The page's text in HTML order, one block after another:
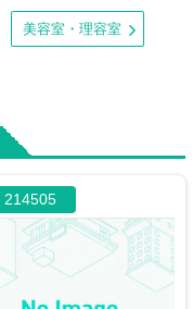
美容室・理容室
214505